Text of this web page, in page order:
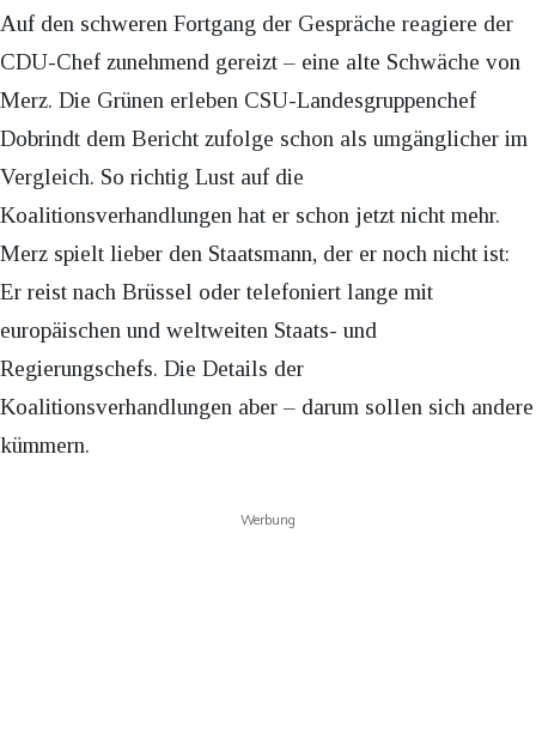
Auf den schweren Fortgang der Gespräche reagiere der
CDU-Chef zunehmend gereizt – eine alte Schwäche von
Merz. Die Grünen erleben CSU-Landesgruppenchef
Dobrindt dem Bericht zufolge schon als umgänglicher im
Vergleich. So richtig Lust auf die
Koalitionsverhandlungen hat er schon jetzt nicht mehr.
Merz spielt lieber den Staatsmann, der er noch nicht ist:
Er reist nach Brüssel oder telefoniert lange mit
europäischen und weltweiten Staats- und
Regierungschefs. Die Details der
Koalitionsverhandlungen aber – darum sollen sich andere
kümmern.
Werbung